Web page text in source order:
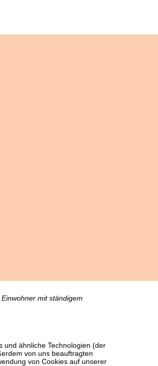
mit ständigem
und ähnliche Technologien (der
von uns beauftragten
von Cookies auf unserer